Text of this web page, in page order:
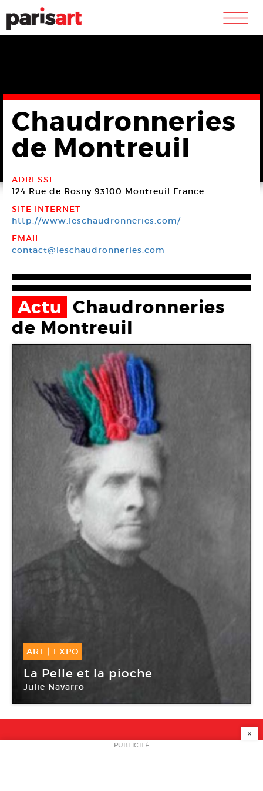
m
Chaudronneries
de Montreuil
ADRESSE
124 Rue de Rosny 93100 Montreuil France
SITE INTERNET
http://www.leschaudronneries.com/
EMAIL
contact@leschaudronneries.com
Actu Chaudronneries
de Montreuil
ART | EXPO
17 Juin -20 Juin 2010
La Pelle et la pioche
Julie Navarro
NEWSLETTER
×
PUBLICITÉ